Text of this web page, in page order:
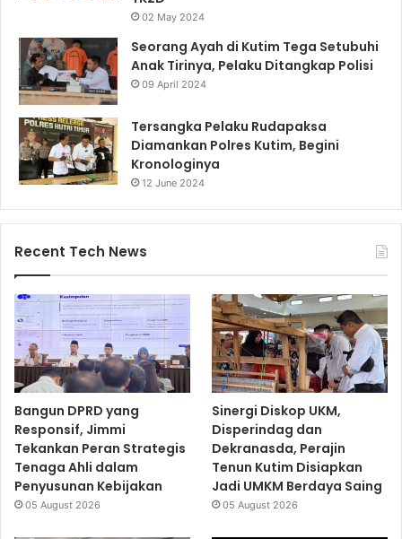
02 May 2024
Seorang Ayah di Kutim Tega Setubuhi
Anak Tirinya, Pelaku Ditangkap Polisi
09 April 2024
Tersangka Pelaku Rudapaksa
Diamankan Polres Kutim, Begini
Kronologinya
12 June 2024
Recent Tech News
Bangun DPRD yang
Responsif, Jimmi
Tekankan Peran Strategis
Tenaga Ahli dalam
Penyusunan Kebijakan
05 August 2026
Sinergi Diskop UKM,
Disperindag dan
Dekranasda, Perajin
Tenun Kutim Disiapkan
Jadi UMKM Berdaya Saing
05 August 2026